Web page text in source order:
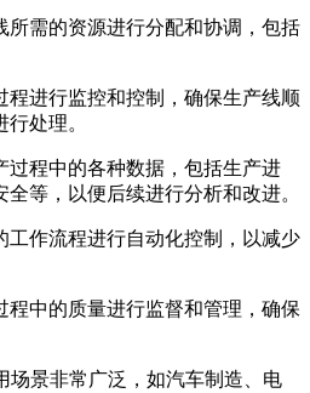
所需的资源进行分配和协调，包括
程进行监控和控制，确保生产线顺
处理。
过程中的各种数据，包括生产进
等，以便后续进行分析和改进。
工作流程进行自动化控制，以减少
程中的质量进行监督和管理，确保
场景非常广泛，如汽车制造、电